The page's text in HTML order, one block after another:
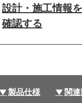
設計・施工情報を
確認する
製品仕様 関